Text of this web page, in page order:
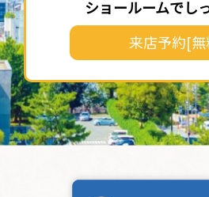
ショールームでし
来店予約[